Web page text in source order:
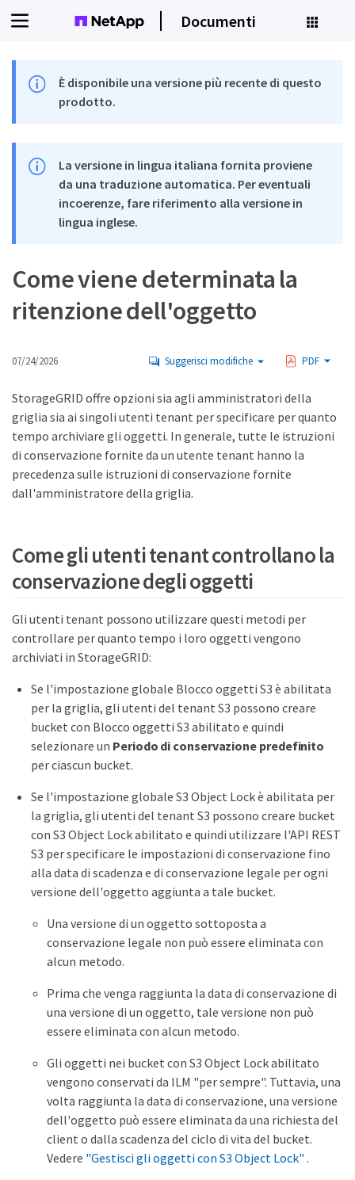
Documenti
È disponibile una versione più recente di questo
prodotto.
La versione in lingua italiana fornita proviene
da una traduzione automatica. Per eventuali
incoerenze, fare riferimento alla versione in
lingua inglese.
Come viene determinata la
ritenzione dell'oggetto
07/24/2026 Suggerisci modifiche PDF
StorageGRID offre opzioni sia agli amministratori della
griglia sia ai singoli utenti tenant per specificare per quanto
tempo archiviare gli oggetti. In generale, tutte le istruzioni
di conservazione fornite da un utente tenant hanno la
precedenza sulle istruzioni di conservazione fornite
dall'amministratore della griglia.
Come gli utenti tenant controllano la
conservazione degli oggetti
Gli utenti tenant possono utilizzare questi metodi per
controllare per quanto tempo i loro oggetti vengono
archiviati in StorageGRID:
Se l'impostazione globale Blocco oggetti S3 è abilitata
per la griglia, gli utenti del tenant S3 possono creare
bucket con Blocco oggetti S3 abilitato e quindi
selezionare un Periodo di conservazione predefinito
per ciascun bucket.
Se l'impostazione globale S3 Object Lock è abilitata per
la griglia, gli utenti del tenant S3 possono creare bucket
con S3 Object Lock abilitato e quindi utilizzare l'API REST
S3 per specificare le impostazioni di conservazione fino
alla data di scadenza e di conservazione legale per ogni
versione dell'oggetto aggiunta a tale bucket.
Una versione di un oggetto sottoposta a
conservazione legale non può essere eliminata con
alcun metodo.
Prima che venga raggiunta la data di conservazione di
una versione di un oggetto, tale versione non può
essere eliminata con alcun metodo.
Gli oggetti nei bucket con S3 Object Lock abilitato
vengono conservati da ILM "per sempre". Tuttavia, una
volta raggiunta la data di conservazione, una versione
dell'oggetto può essere eliminata da una richiesta del
client o dalla scadenza del ciclo di vita del bucket.
Vedere "Gestisci gli oggetti con S3 Object Lock" .